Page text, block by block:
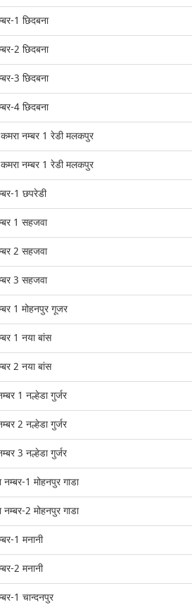
1 छिदबना
2 छिदबना
3 छिदबना
4 छिदबना
नम्बर 1 रेडी मलकपुर
नम्बर 1 रेडी मलकपुर
1 छपरेडी
1 सहजवा
2 सहजवा
3 सहजवा
1 मोहनपुर गूजर
1 नया बांस
2 नया बांस
1 नल्हेडा गुर्जर
2 नल्हेडा गुर्जर
3 नल्हेडा गुर्जर
नम्बर-1 मोहनपुर गाडा
नम्बर-2 मोहनपुर गाडा
1 मनानी
2 मनानी
1 चान्दनपुर